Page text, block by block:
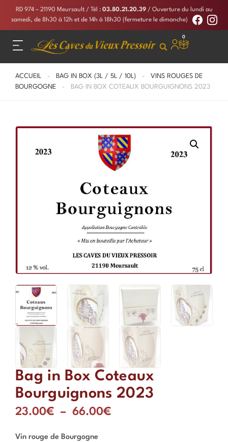
RD 974 – 21190 Meursault/ Tél : 03.80.21.20.39 / Ouverture du lundi au
samedi, de 8h30 à 12h et de 14h à 18h30 (fermeture le dimanche)
0
ACCUEIL - BAG IN BOX (3L / 5L / 10L) - VINS ROUGES DE
BOURGOGNE - BAG IN BOX COTEAUX BOURGUIGNONS 2023
Bag in Box Coteaux
Bourguignons 2023
23.00€ – 66.00€
Vin rouge de Bourgogne